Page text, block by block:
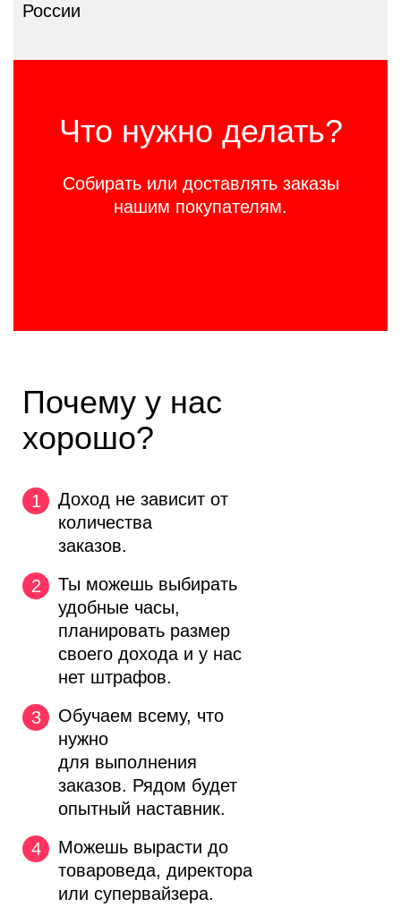
России
Что нужно делать?
Собирать или доставлять заказы
нашим покупателям.
Почему у нас
хорошо?
Доход не зависит от
количества
заказов.
Ты можешь выбирать
удобные часы,
планировать размер
своего дохода и у нас
нет штрафов.
Обучаем всему, что
нужно
для выполнения
заказов. Рядом будет
опытный наставник.
Можешь вырасти до
товароведа, директора
или супервайзера.